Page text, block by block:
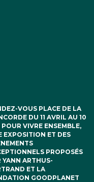
VOUS PLACE DE LA
DU 11 AVRIL AU 10
POUR VIVRE ENSEMBLE,
EXPOSITION ET DES
PROPOSÉS
YANN ARTHUS-
ET LA
GOODPLANET